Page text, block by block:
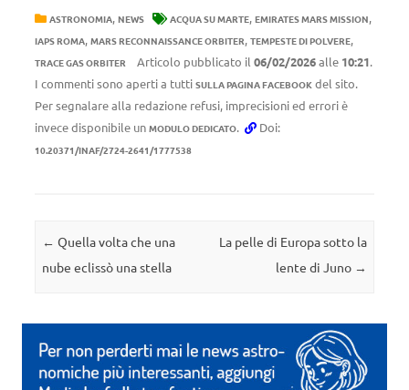
ASTRONOMIA, NEWS ACQUA SU MARTE, EMIRATES MARS MISSION,
IAPS ROMA, MARS RECONNAISSANCE ORBITER, TEMPESTE DI POLVERE,
TRACE GAS ORBITER Articolo pubblicato il 06/02/2026alle 10:21.
I commenti sono aperti a tutti SULLA PAGINA FACEBOOK del sito.
Per segnalare alla redazione refusi, imprecisioni ed errori è
invece disponibile un MODULO DEDICATO. Doi:
10.20371/INAF/2724-2641/1777538
Navigazione articolo
← Quella volta che una
nube eclissò una stella
La pelle di Europa sotto la
lente di Juno →